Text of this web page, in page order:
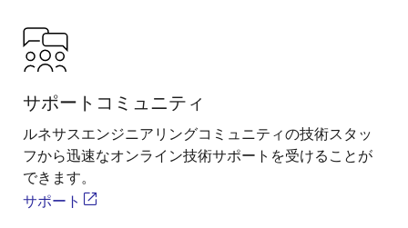
サポートコミュニティ
ルネサスエンジニアリングコミュニティの技術スタッ
フから迅速なオンライン技術サポートを受けることが
できます。
サポート